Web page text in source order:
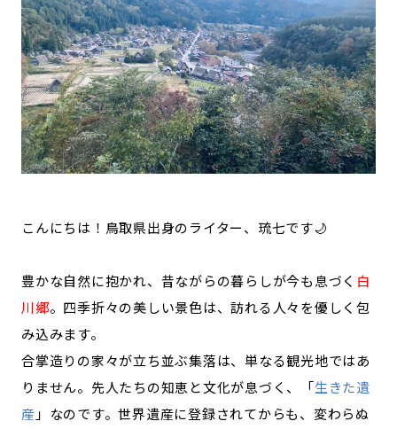
特集コンテンツ
地域を代表する 企業100選
プレスリリース
行政連携記事
MILCプロジェクト
選出企業特別対談
Localist
SDGsの先駆者
イベント
飲食店
地域豆知識
ニッポンの百選大全集
記事ライター アンバサダー
お問い合わせ 会社概要
こんにちは！鳥取県出身のライター、琉七です🌙
豊かな自然に抱かれ、昔ながらの暮らしが今も息づく 白
川郷。四季折々の美しい景色は、訪れる人々を優しく包
み込みます。
合掌造りの家々が立ち並ぶ集落は、単なる観光地ではあ
りません。先人たちの知恵と文化が息づく、「生きた遺
産 」なのです。世界遺産に登録されてからも、変わらぬ